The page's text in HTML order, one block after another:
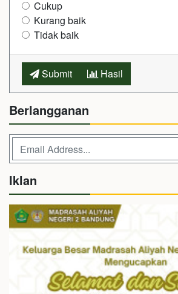
Cukup
Kurang baik
Tidak baik
Submit Hasil
Berlangganan
Iklan